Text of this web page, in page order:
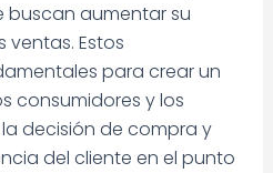
buscan aumentar su
ventas. Estos
para crear un
consumidores y los
decisión de compra y
del cliente en el punto